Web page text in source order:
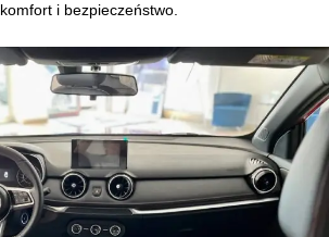
i bezpieczeństwo.